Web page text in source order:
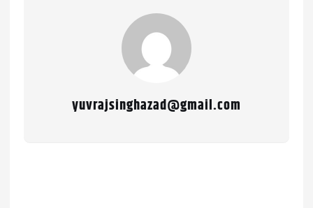
yuvrajsinghazad@gmail.com